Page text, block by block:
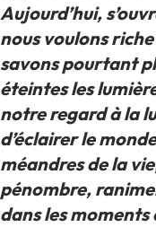
Aujourd’hui,
nous voulons
savons pourtant
éteintes les
notre regard à la
d’éclairer le
méandres de la
pénombre,
dans les